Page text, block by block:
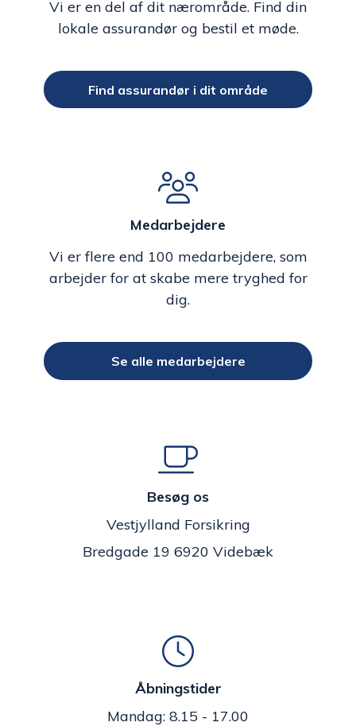
Vi er en del af dit nærområde. Find din
lokale assurandør og bestil et møde.
Find assurandør i dit område
Medarbejdere
Vi er flere end 100 medarbejdere, som
arbejder for at skabe mere tryghed for
dig.
Se alle medarbejdere
Besøg os
Vestjylland Forsikring
Bredgade 19 6920 Videbæk
Åbningstider
Mandag: 8.15 - 17.00